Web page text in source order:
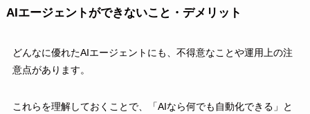
AIエージェントができないこと・デメリット
どんなに優れたAIエージェントにも、不得意なことや運用上の注
意点があります。
これらを理解しておくことで、「AIなら何でも自動化できる」と